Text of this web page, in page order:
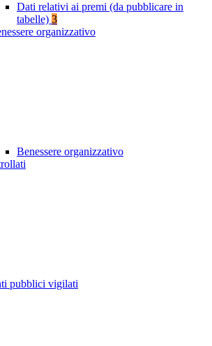
Dati relativi ai premi (da pubblicare in
tabelle) 3
organizzativo
Benessere organizzativo
pubblici vigilati